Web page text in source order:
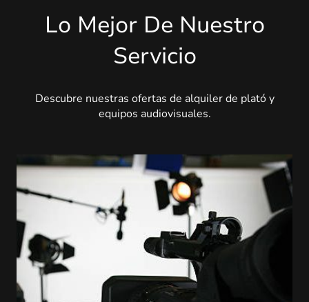
Lo Mejor De Nuestro
Servicio
Descubre nuestras ofertas de alquiler de plató y
equipos audiovisuales.